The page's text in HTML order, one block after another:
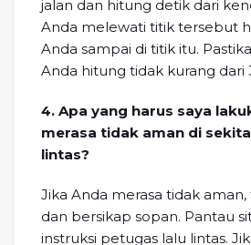
jalan dan hitung detik dari
Anda melewati titik tersebut
Anda sampai di titik itu.
Anda hitung tidak kurang dari
4. Apa yang harus saya
merasa tidak aman di
lintas?
Jika Anda merasa tidak
dan bersikap sopan. Pantau
instruksi petugas lalu lintas.